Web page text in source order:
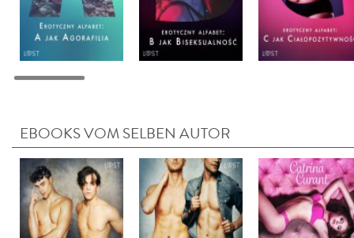
EBOOKS VOM SELBEN AUTOR